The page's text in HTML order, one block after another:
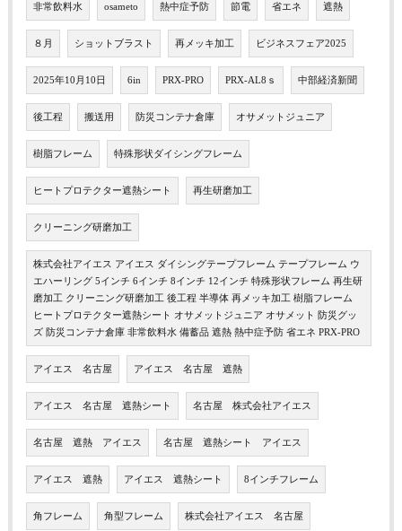
非常飲料水 osameto 熱中症予防 節電 省エネ 遮熱
８月 ショットブラスト 再メッキ加工 ビジネスフェア2025
2025年10月10日 6in PRX-PRO PRX-AL8ｓ 中部経済新聞
後工程 搬送用 防災コンテナ倉庫 オサメットジュニア
樹脂フレーム 特殊形状ダイシングフレーム
ヒートプロテクター遮熱シート 再生研磨加工
クリーニング研磨加工
株式会社アイエス アイエス ダイシングテープフレーム テープフレーム ウ
エハーリング 5インチ 6インチ 8インチ 12インチ 特殊形状フレーム 再生研
磨加工 クリーニング研磨加工 後工程 半導体 再メッキ加工 樹脂フレーム
ヒートプロテクター遮熱シート オサメットジュニア オサメット 防災グッ
ズ 防災コンテナ倉庫 非常飲料水 備蓄品 遮熱 熱中症予防 省エネ PRX-PRO
アイエス 名古屋 アイエス 名古屋 遮熱
アイエス 名古屋 遮熱シート 名古屋 株式会社アイエス
名古屋 遮熱 アイエス 名古屋 遮熱シート アイエス
アイエス 遮熱 アイエス 遮熱シート 8インチフレーム
角フレーム 角型フレーム 株式会社アイエス 名古屋